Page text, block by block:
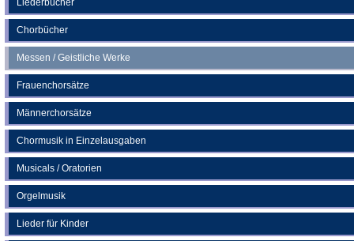
Chorbücher
Messen / Geistliche Werke
Frauenchorsätze
Männerchorsätze
Chormusik in Einzelausgaben
Musicals / Oratorien
Orgelmusik
Lieder für Kinder